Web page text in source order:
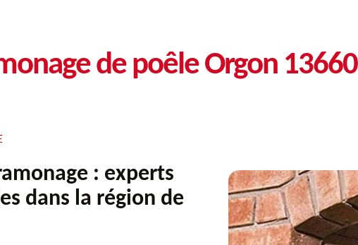
de poêle Orgon 13660
: experts
dans la région de